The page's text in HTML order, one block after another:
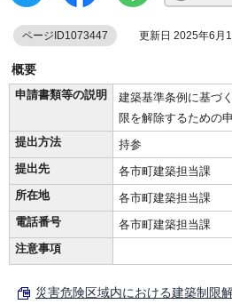
ページID1073447 更新日 2025年6月
概要
申請書類等の説明
建築基準条例に基づ
限を解除するための
提出方法
持参
提出先
各市町建築担当課
所在地
各市町建築担当課
電話番号
各市町建築担当課
注意事項
災害危険区域内における建築制限